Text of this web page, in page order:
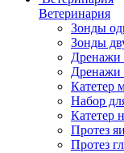
Ветеринария
Зонды
Зонды
Дренажи
Дренажи
Катетер
Набор
Катетер
Протез
Протез